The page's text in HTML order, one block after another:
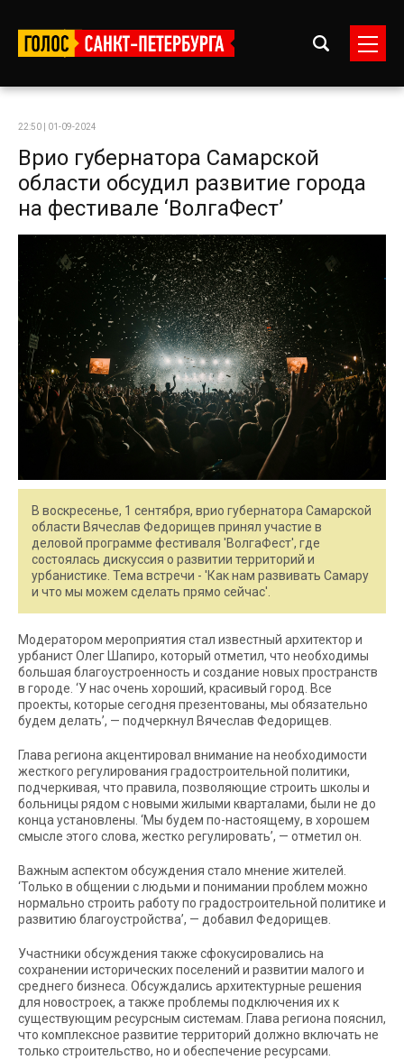
22:50 | 01-09-2024
Врио губернатора Самарской
области обсудил развитие города
на фестивале ‘ВолгаФест’
В воскресенье, 1 сентября, врио губернатора Самарской
области Вячеслав Федорищев принял участие в
деловой программе фестиваля 'ВолгаФест', где
состоялась дискуссия о развитии территорий и
урбанистике. Тема встречи - 'Как нам развивать Самару
и что мы можем сделать прямо сейчас'.
Модератором мероприятия стал известный архитектор и
урбанист Олег Шапиро, который отметил, что необходимы
большая благоустроенность и создание новых пространств
в городе. ‘У нас очень хороший, красивый город. Все
проекты, которые сегодня презентованы, мы обязательно
будем делать’, — подчеркнул Вячеслав Федорищев.
Глава региона акцентировал внимание на необходимости
жесткого регулирования градостроительной политики,
подчеркивая, что правила, позволяющие строить школы и
больницы рядом с новыми жилыми кварталами, были не до
конца установлены. ‘Мы будем по-настоящему, в хорошем
смысле этого слова, жестко регулировать’, — отметил он.
Важным аспектом обсуждения стало мнение жителей.
‘Только в общении с людьми и понимании проблем можно
нормально строить работу по градостроительной политике и
развитию благоустройства’, — добавил Федорищев.
Участники обсуждения также сфокусировались на
сохранении исторических поселений и развитии малого и
среднего бизнеса. Обсуждались архитектурные решения
для новостроек, а также проблемы подключения их к
существующим ресурсным системам. Глава региона пояснил,
что комплексное развитие территорий должно включать не
только строительство, но и обеспечение ресурсами.